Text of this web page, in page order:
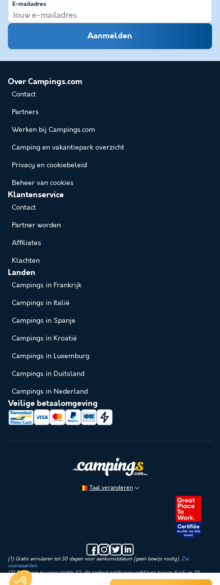
E-mailadres
Aanmelden
Over Campings.com
Contact
Partners
Werken bij Campings.com
Camping en vakantiepark overzicht
Privacy en cookiebeleid
Beheer van cookies
Klantenservice
Contact
Partner worden
Affiliates
Klachten
Landen
Campings in Frankrijk
Campings in Italië
Campings in Spanje
Campings in Kroatië
Campings in Luxemburg
Campings in Duitsland
Campings in Nederland
Veilige betaalomgeving
Taal veranderen
(1) Gratis annuleren tot 30 dagen voor aankomstdatum (geen bewijs nodig). Zie
voorwaarden.
(2) Reserveer nu voor slechts €1: dit aanbod geldt voor verblijven tussen 4 juli en 23
augustus 2026. Vandaag betaal je alleen een aanbetaling van €1 op de huurprijs.